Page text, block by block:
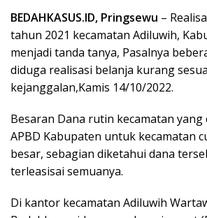
BEDAHKASUS.ID, Pringsewu –
tahun 2021 kecamatan Adiluwih,
menjadi tanda tanya, Pasalnya
diduga realisasi belanja kurang
kejanggalan,Kamis 14/10/2022.
Besaran Dana rutin kecamatan
APBD Kabupaten untuk kecamatan
besar, sebagian diketahui dana
terleasisai semuanya.
Di kantor kecamatan Adiluwih